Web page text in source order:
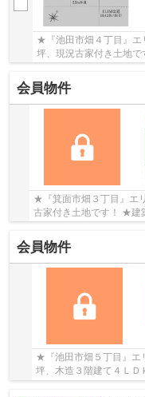
★『池田市畑４丁目』エ
坪、現況古家付き土地
会員物件
★『箕面市畑３丁目』エ
古家付き土地です！ ★建
カー・工務店で建築可能
会員物件
★『池田市畑５丁目』エ
坪、木造３階建て４Ｌ
り良好な物件です！